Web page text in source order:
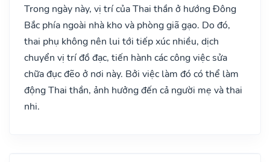
Trong ngày này, vị trí của Thai thần ở hướng Đông
Bắc phía ngoài nhà kho và phòng giã gạo. Do đó,
thai phụ không nên lui tới tiếp xúc nhiều, dịch
chuyển vị trí đồ đạc, tiến hành các công việc sửa
chữa đục đẽo ở nơi này. Bởi việc làm đó có thể làm
động Thai thần, ảnh hưởng đến cả người mẹ và thai
nhi.